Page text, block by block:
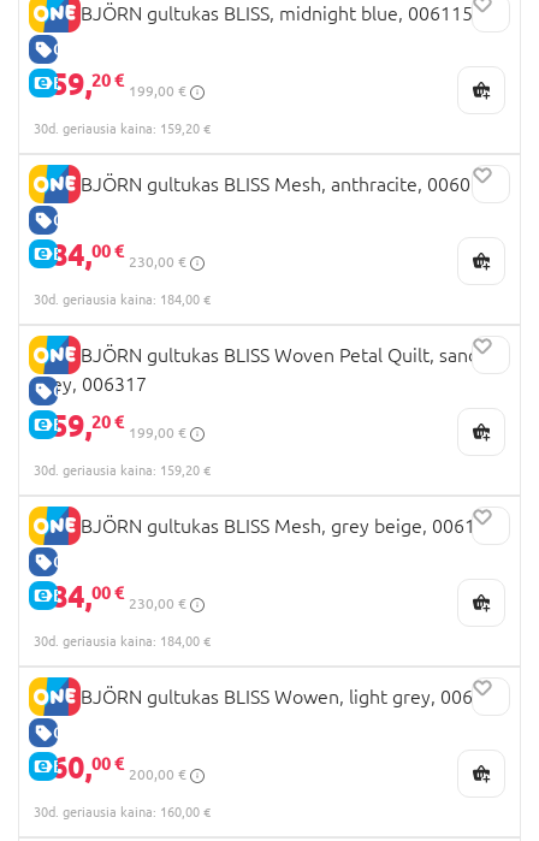
GERA KAINA
E-KAINA
BABYBJÖRN gultukas BLISS, midnight blue, 006115
159,20 €
199,00 €
30d. geriausia kaina: 159,20 €
GERA KAINA
E-KAINA
BABYBJÖRN gultukas BLISS Mesh, anthracite, 006013
184,00 €
230,00 €
30d. geriausia kaina: 184,00 €
GERA KAINA
E-KAINA
BABYBJÖRN gultukas BLISS Woven Petal Quilt, sand
grey, 006317
159,20 €
199,00 €
30d. geriausia kaina: 159,20 €
GERA KAINA
E-KAINA
BABYBJÖRN gultukas BLISS Mesh, grey beige, 006102
184,00 €
230,00 €
30d. geriausia kaina: 184,00 €
GERA KAINA
E-KAINA
BABYBJÖRN gultukas BLISS Wowen, light grey, 006224
160,00 €
200,00 €
30d. geriausia kaina: 160,00 €